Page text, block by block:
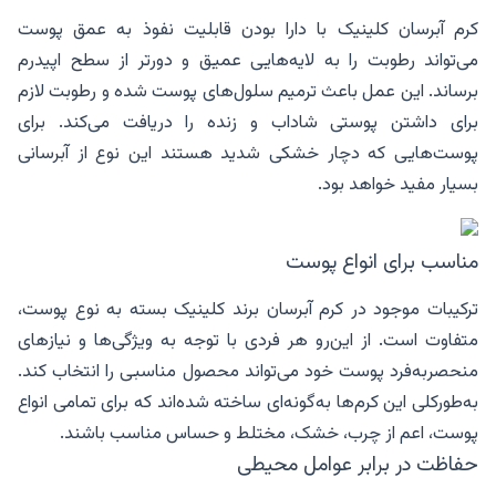
کرم آبرسان کلینیک با دارا بودن قابلیت نفوذ به عمق پوست
می‌تواند رطوبت را به لایه‌هایی عمیق و دورتر از سطح اپیدرم
برساند. این عمل باعث ترمیم سلول‌های پوست شده و رطوبت لازم
برای داشتن پوستی شاداب و زنده را دریافت می‌کند. برای
پوست‌هایی که دچار خشکی شدید هستند این نوع از آبرسانی
بسیار مفید خواهد بود.
مناسب برای انواع پوست
ترکیبات موجود در کرم آبرسان برند کلینیک بسته به نوع پوست،
متفاوت است. از این‌رو هر فردی با توجه به ویژگی‌ها و نیازهای
منحصربه‌فرد پوست خود می‌تواند محصول مناسبی را انتخاب کند.
به‌طورکلی این کرم‌ها به‌گونه‌ای ساخته شده‌اند که برای تمامی انواع
پوست، اعم از چرب، خشک، مختلط و حساس مناسب باشند.
حفاظت در برابر عوامل محیطی